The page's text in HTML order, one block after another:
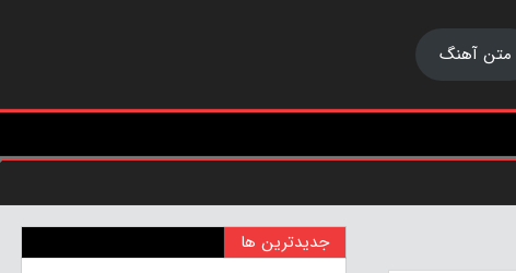
متن آهنگ
جدیدترین ها